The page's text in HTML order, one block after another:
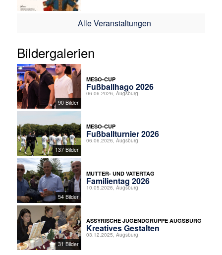
Alle Veranstaltungen
Bildergalerien
90 Bilder
MESO-CUP
Fußballhago 2026
06.06.2026, Augsburg
137 Bilder
MESO-CUP
Fußballturnier 2026
06.06.2026, Augsburg
54 Bilder
MUTTER- UND VATERTAG
Familientag 2026
10.05.2026, Augsburg
31 Bilder
ASSYRISCHE JUGENDGRUPPE AUGSBURG
Kreatives Gestalten
03.12.2025, Augsburg